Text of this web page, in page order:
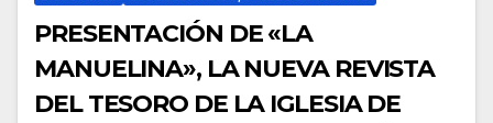
PRESENTACIÓN DE «LA
MANUELINA», LA NUEVA REVISTA
DEL TESORO DE LA IGLESIA DE